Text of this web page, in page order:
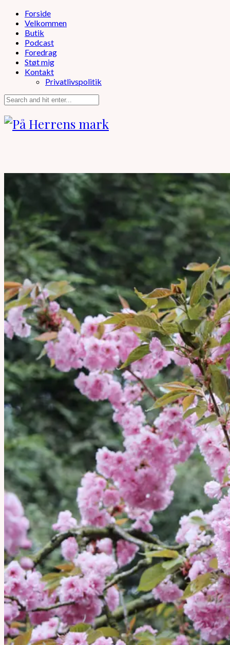
Forside
Velkommen
Butik
Podcast
Foredrag
Støt mig
Kontakt
Privatlivspolitik